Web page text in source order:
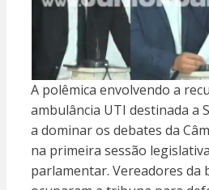
A polêmica envolvendo a
ambulância UTI destinada a
a dominar os debates da
na primeira sessão
parlamentar. Vereadores da